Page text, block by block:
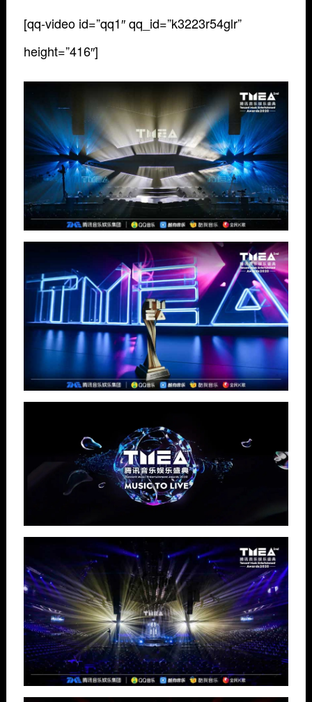
[qq-video id=”qq1″ qq_id=”k3223r54glr”
height=”416″]